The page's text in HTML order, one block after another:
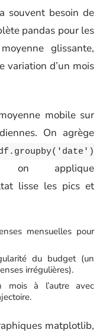
souvent besoin de
pandas pour les
glissante,
variation d’un mois
mobile sur
On agrège
applique
lisse les pics et
mensuelles pour
du budget (un
irrégulières).
mois à l’autre avec
matplotlib,